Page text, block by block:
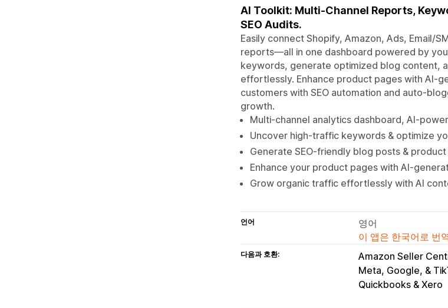
AI Toolkit: Multi-Channel Reports,
SEO Audits.
Easily connect Shopify, Amazon, Ads, Email/
reports—all in one dashboard powered by
keywords, generate optimized blog content,
effortlessly. Enhance product pages with AI-
customers with SEO automation and auto-
growth.
Multi-channel analytics dashboard, AI-
Uncover high-traffic keywords & optimize
Generate SEO-friendly blog posts &
Enhance your product pages with AI-
Grow organic traffic effortlessly with AI
언어
영어
이 앱은 한국어로 번
다음과 호환: Amazon Seller
Meta, Google, &
Quickbooks & Xero